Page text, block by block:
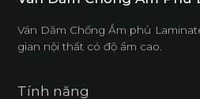
Ván Dăm Chống Ẩm phủ
gian nội thất có độ ẩm cao.
Tính năng